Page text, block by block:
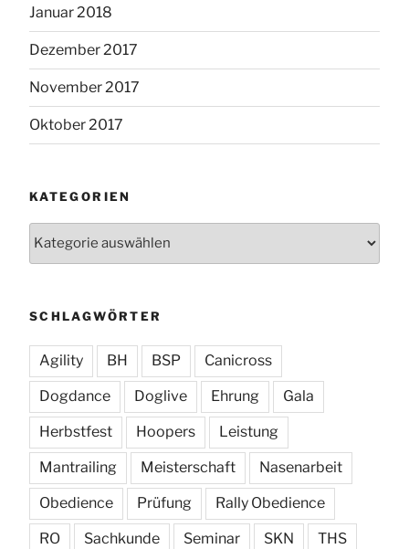
Januar 2018
Dezember 2017
November 2017
Oktober 2017
KATEGORIEN
SCHLAGWÖRTER
Agility BH BSP Canicross
Dogdance Doglive Ehrung Gala
Herbstfest Hoopers Leistung
Mantrailing Meisterschaft Nasenarbeit
Obedience Prüfung Rally Obedience
RO Sachkunde Seminar SKN THS